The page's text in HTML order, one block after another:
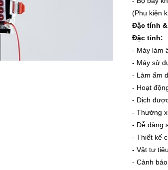
(Phụ kiện
Đặc tính
Đặc tính:
- Máy làm
- Máy sử
- Làm ấm
- Hoạt
- Dịch
- Thường
- Dễ dàng
- Thiết kế
- Vật tư
- Cảnh